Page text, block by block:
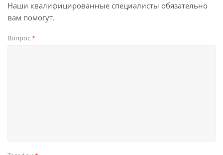
Наши квалифицированные специалисты обязательно
вам помогут.
Вопрос*